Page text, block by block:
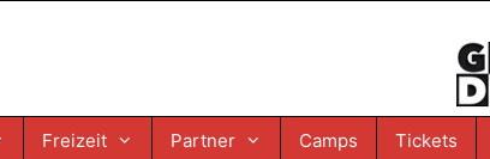
Freizeit Partner Camps Tickets